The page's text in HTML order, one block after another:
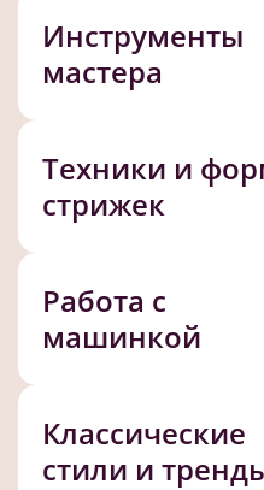
Инструменты
мастера
Техники и
стрижек
Работа с
машинкой
Классические
стили и